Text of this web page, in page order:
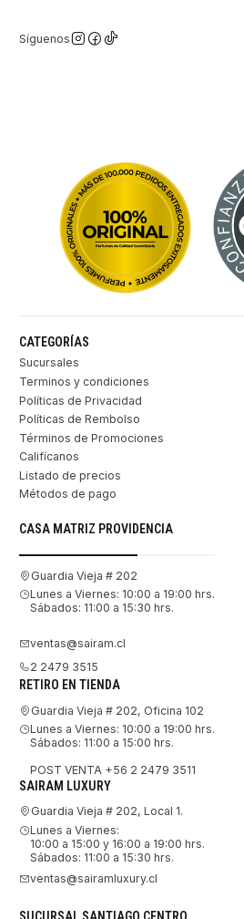
Síguenos
CATEGORÍAS
Sucursales
Terminos y condiciones
Políticas de Privacidad
Políticas de Rembolso
Términos de Promociones
Califícanos
Listado de precios
Métodos de pago
CASA MATRIZ PROVIDENCIA
Guardia Vieja # 202
Lunes a Viernes: 10:00 a 19:00 hrs.
Sábados: 11:00 a 15:30 hrs.
ventas@sairam.cl
2 2479 3515
RETIRO EN TIENDA
Guardia Vieja # 202, Oficina 102
Lunes a Viernes: 10:00 a 19:00 hrs.
Sábados: 11:00 a 15:00 hrs.
POST VENTA +56 2 2479 3511
SAIRAM LUXURY
Guardia Vieja # 202, Local 1.
Lunes a Viernes:
10:00 a 15:00 y 16:00 a 19:00 hrs.
Sábados: 11:00 a 15:30 hrs.
ventas@sairamluxury.cl